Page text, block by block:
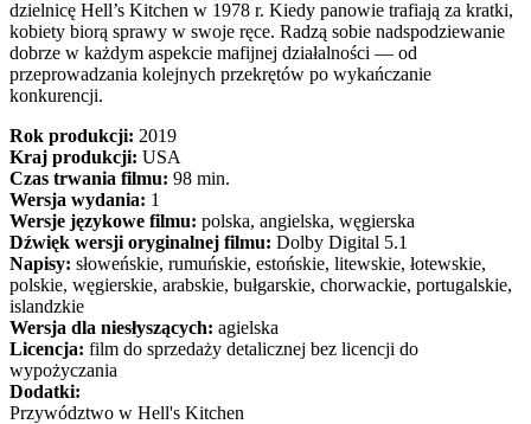
dzielnicę Hell’s Kitchen w 1978 r. Kiedy panowie trafiają za kratki,
kobiety biorą sprawy w swoje ręce. Radzą sobie nadspodziewanie
dobrze w każdym aspekcie mafijnej działalności — od
przeprowadzania kolejnych przekrętów po wykańczanie
konkurencji.
Rok produkcji: 2019
Kraj produkcji: USA
Czas trwania filmu: 98 min.
Wersja wydania: 1
Wersje językowe filmu: polska, angielska, węgierska
Dźwięk wersji oryginalnej filmu: Dolby Digital 5.1
Napisy: słoweńskie, rumuńskie, estońskie, litewskie, łotewskie,
polskie, węgierskie, arabskie, bułgarskie, chorwackie, portugalskie,
islandzkie
Wersja dla niesłyszących: agielska
Licencja: film do sprzedaży detalicznej bez licencji do
wypożyczania
Dodatki:
Przywództwo w Hell's Kitchen